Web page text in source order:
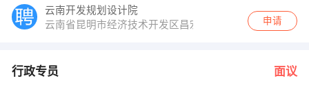
云南开发规划设计院
云南省昆明市经济技术开发区昌宏路49号
申请
行政专员 面议